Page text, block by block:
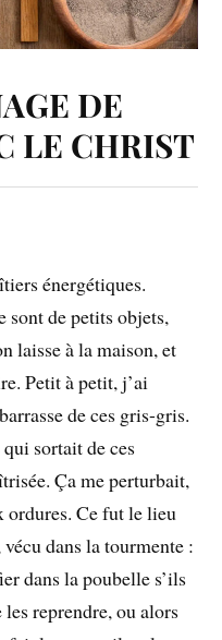
DE
LE CHRIST
énergétiques.
sont de petits objets,
laisse à la maison, et
Petit à petit, j’ai
de ces gris-gris.
sortait de ces
Ça me perturbait,
ordures. Ce fut le lieu
dans la tourmente :
dans la poubelle s’ils
reprendre, ou alors